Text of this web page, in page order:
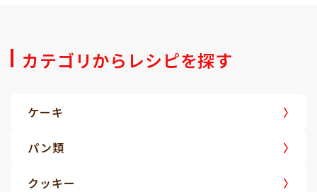
カテゴリからレシピを探す
ケーキ
パン類
クッキー